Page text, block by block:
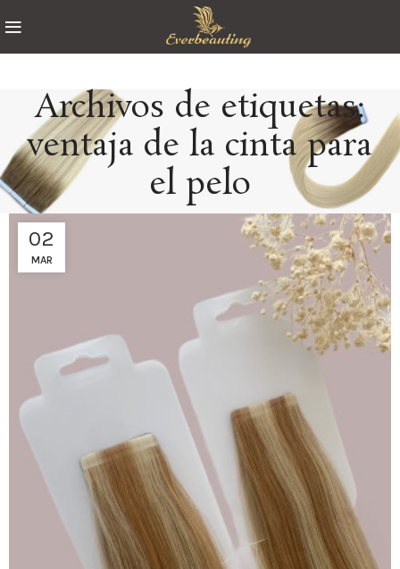
Archivos de etiquetas:
ventaja de la cinta para
el pelo
02
MAR